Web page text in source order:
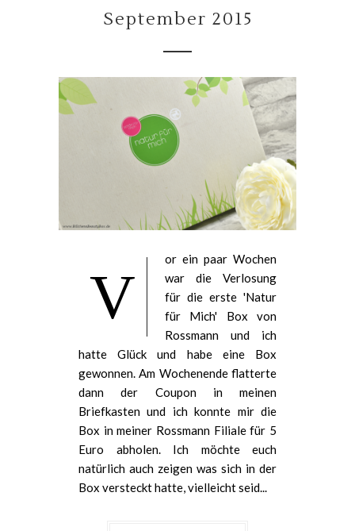
September 2015
V
or ein paar Wochen
war die Verlosung
für die erste 'Natur
für Mich' Box von
Rossmann und ich
hatte Glück und habe eine Box
gewonnen. Am Wochenende flatterte
dann der Coupon in meinen
Briefkasten und ich konnte mir die
Box in meiner Rossmann Filiale für 5
Euro abholen. Ich möchte euch
natürlich auch zeigen was sich in der
Box versteckt hatte, vielleicht seid...